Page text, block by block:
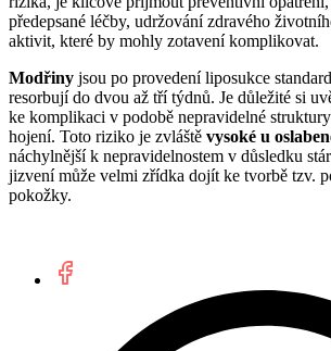
předepsané léčby, udržování zdravého
aktivit, které by mohly zotavení komplikovat.
Modřiny jsou po provedení liposukce
resorbují do dvou až tří týdnů. Je důležité si
ke komplikaci v podobě nepravidelné
hojení. Toto riziko je zvláště vysoké u
náchylnější k nepravidelnostem v důsledku
jizvení může velmi zřídka dojít ke tvorbě tzv.
pokožky.